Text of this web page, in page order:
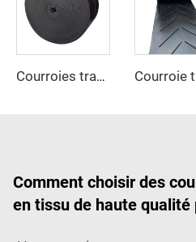
Courroies transporteuses conçues par le fabricant, résistantes à l'huile, vitesse réglable, nouvelle génération
Comment choisir des
en tissu de haute qualité